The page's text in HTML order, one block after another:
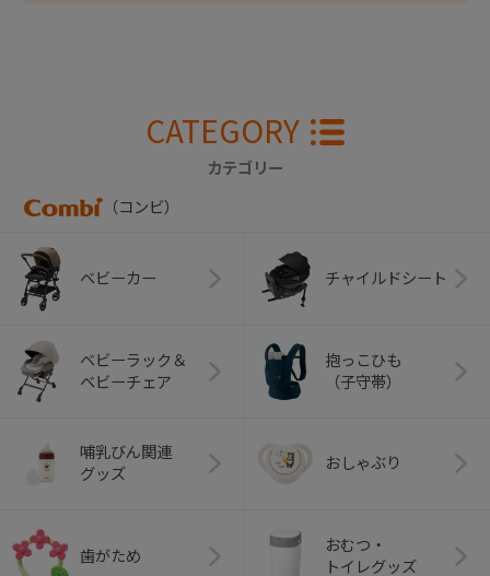
CATEGORY
カテゴリー
（コンビ）
ベビーカー チャイルドシート
ベビーラック＆
ベビーチェア
抱っこひも
（子守帯）
哺乳びん関連
グッズ
おしゃぶり
歯がため
おむつ・
トイレグッズ